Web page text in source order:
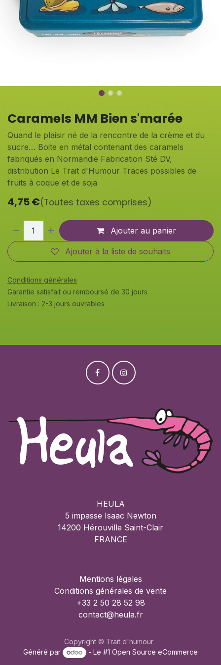
Caramels MM Bien s'marée
Quand le plaisir né de la rencontre de la crème et du
sucre… Boite en métal contenant des caramels
fabriqués en Normandie Fabrication Sté DV,
distribution Le Trait d'Humour Traces possibles de
fruits à coque et de soja
4,75€(Toutes taxes comprises)
Ajouter au panier
Ajouter à la liste de souhaits
Conditions générales
Garantie satisfait ou remboursé de 30 jours
Livraison : 2-3 jours ouvrables
HEULA
5 impasse Isaac Newton
14200 Hérouville Saint-Clair
FRANCE
Mentions légales
Conditions générales de vente
+33 2 50 28 52 98
contact@heula.fr
Copyright © Trait d'humour
Généré par
- Le #1Open Source eCommerce